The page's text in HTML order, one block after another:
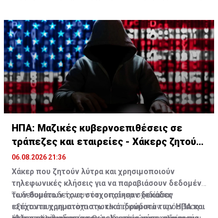
αναφέρουν.
ΗΠΑ: Μαζικές κυβερνοεπιθέσεις σε
τράπεζες και εταιρείες - Χάκερς ζητούν
λύτρα
06.08.2026 21:36
Χάκερ που ζητούν λύτρα και χρησιμοποιούν
τηλεφωνικές κλήσεις για να παραβιάσουν δεδομένα
των θυμάτων τους στοχοποίησαν δεκάδες
εξέχοντα χρηματοπιστωτικά ιδρύματα των ΗΠΑ και
Τα δεδομένα δείχνουν ότι οι χάκερ σχεδίασαν
ιστότοπους με στόχο την κλοπή κωδικών πρόσβασης